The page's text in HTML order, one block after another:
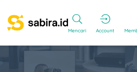
Mencari Account